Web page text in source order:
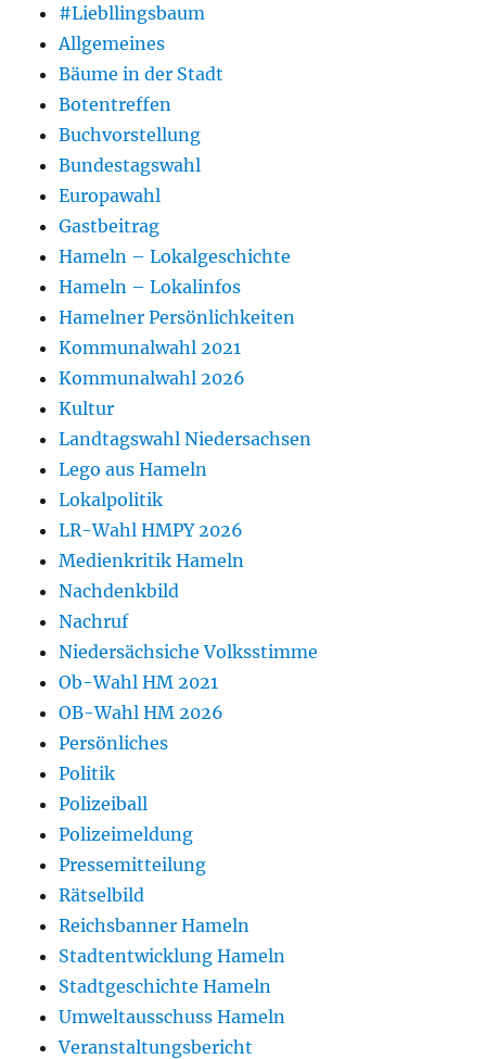
#Liebllingsbaum
Allgemeines
Bäume in der Stadt
Botentreffen
Buchvorstellung
Bundestagswahl
Europawahl
Gastbeitrag
Hameln – Lokalgeschichte
Hameln – Lokalinfos
Hamelner Persönlichkeiten
Kommunalwahl 2021
Kommunalwahl 2026
Kultur
Landtagswahl Niedersachsen
Lego aus Hameln
Lokalpolitik
LR-Wahl HMPY 2026
Medienkritik Hameln
Nachdenkbild
Nachruf
Niedersächsiche Volksstimme
Ob-Wahl HM 2021
OB-Wahl HM 2026
Persönliches
Politik
Polizeiball
Polizeimeldung
Pressemitteilung
Rätselbild
Reichsbanner Hameln
Stadtentwicklung Hameln
Stadtgeschichte Hameln
Umweltausschuss Hameln
Veranstaltungsbericht